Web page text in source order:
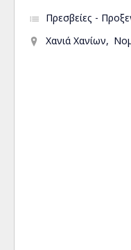
Πρεσβείες -
Χανιά Χανίων